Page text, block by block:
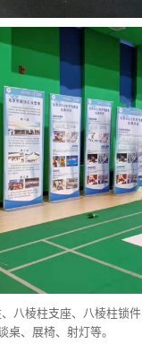
八棱柱支座、八棱柱锁
、展椅、射灯等。